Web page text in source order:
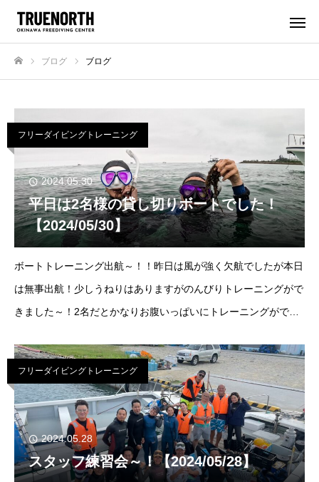
ブログ ブログ
フリーダイビングトレーニング
2024.05.30
平日は2名様の貸し切りボートでした！
【2024/05/30】
ボートトレーニング出航～！！昨日は風が強く欠航でしたが本日
は無事出航！少しうねりはありますがのんびりトレーニングがで
きました～！2名だとかなりお腹いっぱいにトレーニングがで
もぐもぐ…おいしすぎる！ボトム-28ｍ曇
フリーダイビングトレーニング
2024.05.28
スタッフ練習会～！【2024/05/28】